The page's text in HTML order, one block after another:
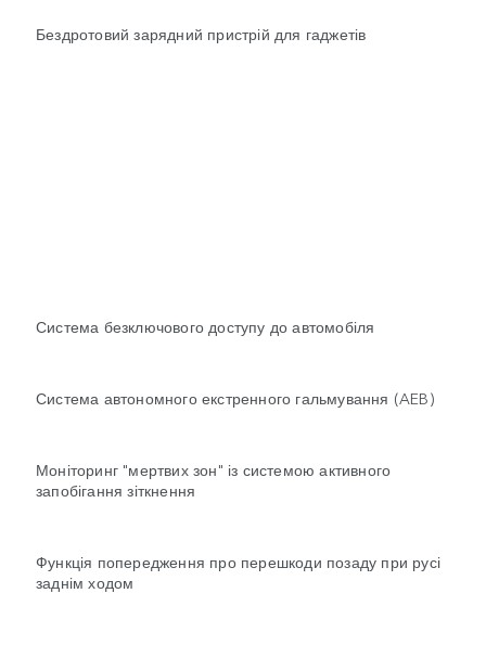
Бездротовий зарядний пристрій для гаджетів
Система безключового доступу до автомобіля
Система автономного екстренного гальмування (AEB)
Моніторинг "мертвих зон" із системою активного
запобігання зіткнення
Функція попередження про перешкоди позаду при русі
заднім ходом